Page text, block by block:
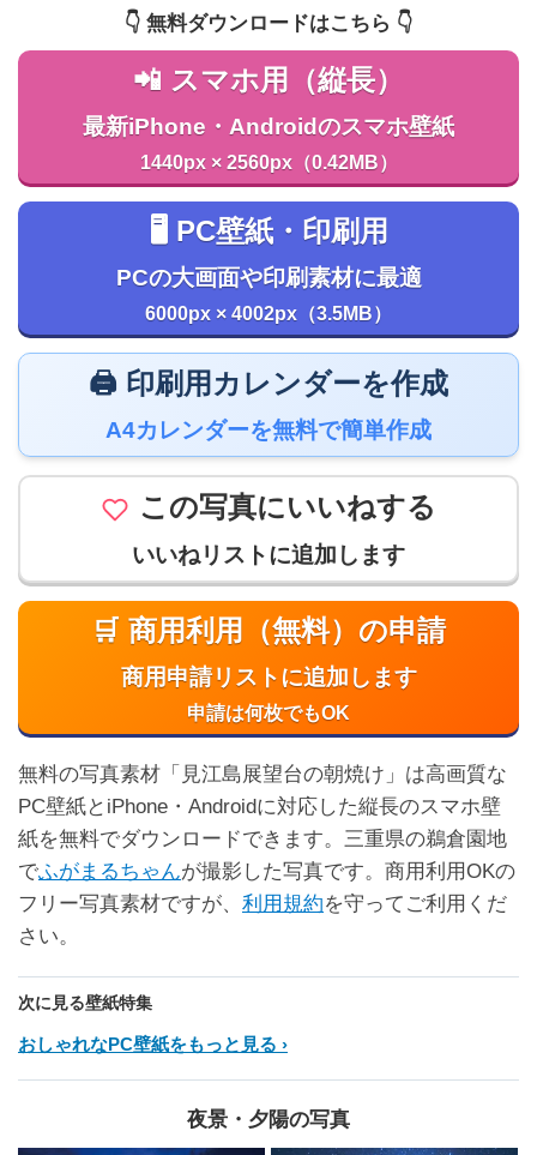
👇️ 無料ダウンロードはこちら 👇️
📲 スマホ用（縦長）
最新iPhone・Androidのスマホ壁紙
1440px × 2560px（0.42MB）
🖥️ PC壁紙・印刷用
PCの大画面や印刷素材に最適
6000px × 4002px（3.5MB）
🖨️ 印刷用カレンダーを作成
A4カレンダーを無料で簡単作成
この写真にいいねする
いいねリストに追加します
🛒 商用利用（無料）の申請
商用申請リストに追加します
申請は何枚でもOK
無料の写真素材「見江島展望台の朝焼け」は高画質な
PC壁紙とiPhone・Androidに対応した縦長のスマホ壁
紙を無料でダウンロードできます。三重県の鵜倉園地
でふがまるちゃんが撮影した写真です。商用利用OKの
フリー写真素材ですが、 利用規約を守ってご利用くだ
さい。
次に見る壁紙特集
おしゃれなPC壁紙をもっと見る
夜景・夕陽の写真